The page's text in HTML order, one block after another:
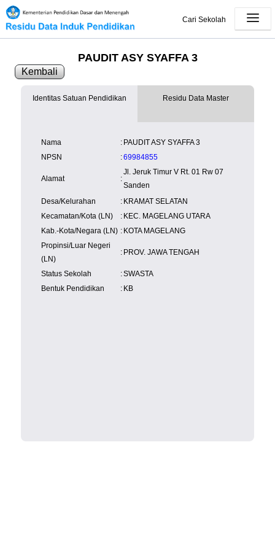
Cari Sekolah
PAUDIT ASY SYAFFA 3
Kembali
Identitas Satuan Pendidikan
Nama : PAUDIT ASY SYAFFA 3
NPSN
:69984855
Alamat :
Jl. Jeruk Timur V Rt. 01 Rw 07
Sanden
Desa/Kelurahan
: KRAMAT SELATAN
Kecamatan/Kota (LN)
: KEC. MAGELANG UTARA
Kab.-Kota/Negara (LN) : KOTA MAGELANG
Propinsi/Luar Negeri
(LN)
: PROV. JAWA TENGAH
Status Sekolah :SWASTA
Bentuk Pendidikan
: KB
Residu Data Master